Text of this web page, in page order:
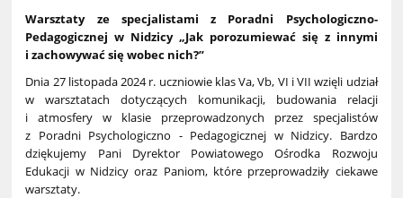
Warsztaty ze specjalistami z Poradni Psychologiczno-
Pedagogicznej w Nidzicy „Jak porozumiewać się z innymi
i zachowywać się wobec nich?”
Dnia 27 listopada 2024 r. uczniowie klas Va, Vb, VI i VII wzięli udział
w warsztatach dotyczących komunikacji, budowania relacji
i atmosfery w klasie przeprowadzonych przez specjalistów
z Poradni Psychologiczno - Pedagogicznej w Nidzicy. Bardzo
dziękujemy Pani Dyrektor Powiatowego Ośrodka Rozwoju
Edukacji w Nidzicy oraz Paniom, które przeprowadziły ciekawe
warsztaty.